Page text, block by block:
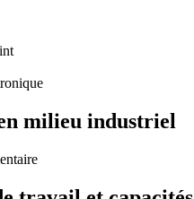
milieu industriel